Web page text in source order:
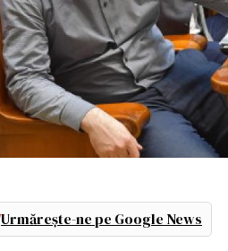
Urmărește-ne pe Google News